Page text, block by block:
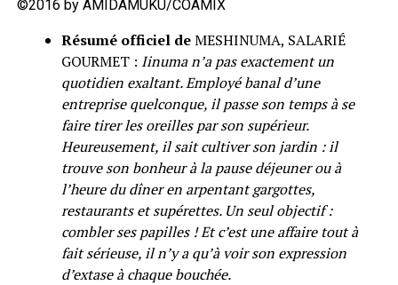
©2016 by AMIDAMUKU/COAMIX
Résumé officiel deMESHINUMA, SALARIÉ
GOURMET : Iinuma n’a pas exactement un
quotidien exaltant. Employé banal d’une
entreprise quelconque, il passe son temps à se
faire tirer les oreilles par son supérieur.
Heureusement, il sait cultiver son jardin : il
trouve son bonheur à la pause déjeuner ou à
l’heure du dîner en arpentant gargottes,
restaurants et supérettes. Un seul objectif :
combler ses papilles ! Et c’est une affaire tout à
fait sérieuse, il n’y a qu’à voir son expression
d’extase à chaque bouchée.